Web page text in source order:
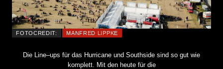
FOTOCREDIT: MANFRED LIPPKE
Die Line–ups für das Hurricane und Southside sind so gut wie
komplett. Mit den heute für die